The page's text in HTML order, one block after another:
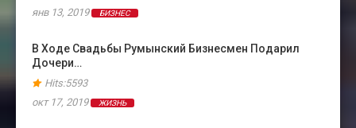
янв 13, 2019
БИЗНЕС
В Ходе Свадьбы Румынский Бизнесмен Подарил
Дочери…
Hits:5593
окт 17, 2019
ЖИЗНЬ